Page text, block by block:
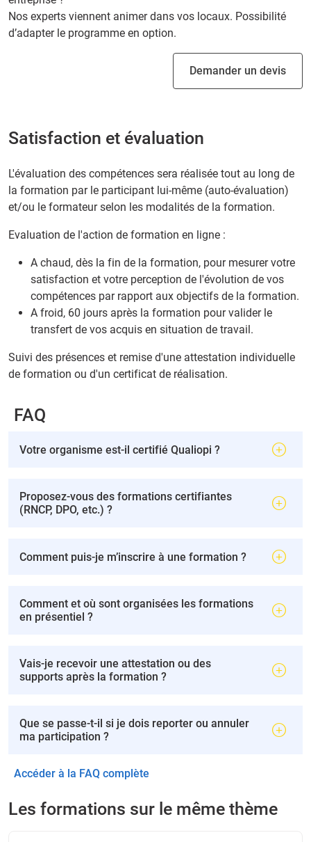
Nos experts viennent animer dans vos locaux. Possibilité
d’adapter le programme en option.
Demander un devis
Satisfaction et évaluation
L'évaluation des compétences sera réalisée tout au long de
la formation par le participant lui-même (auto-évaluation)
et/ou le formateur selon les modalités de la formation.
Evaluation de l'action de formation en ligne :
A chaud, dès la fin de la formation, pour mesurer votre
satisfaction et votre perception de l'évolution de vos
compétences par rapport aux objectifs de la formation.
A froid, 60 jours après la formation pour valider le
transfert de vos acquis en situation de travail.
Suivi des présences et remise d'une attestation individuelle
de formation ou d'un certificat de réalisation.
FAQ
Votre organisme est-il certifié Qualiopi ?
Proposez-vous des formations certifiantes
(RNCP, DPO, etc.) ?
Comment puis-je m’inscrire à une formation ?
Comment et où sont organisées les formations
en présentiel ?
Vais-je recevoir une attestation ou des
supports après la formation ?
Que se passe-t-il si je dois reporter ou annuler
ma participation ?
Accéder à la FAQ complète
Les formations sur le même thème